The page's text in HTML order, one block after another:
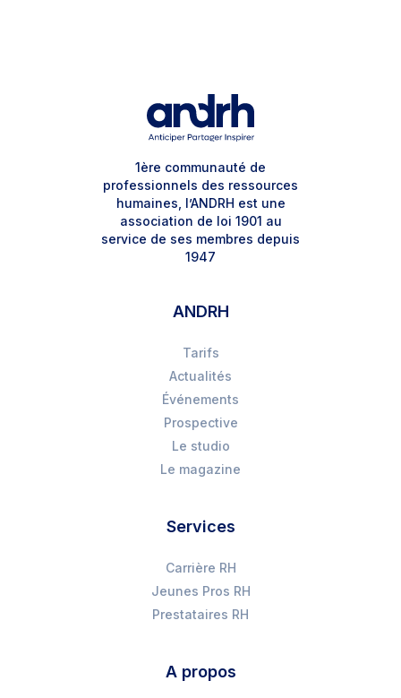
1ère communauté de
professionnels des ressources
humaines, l’ANDRH est une
association de loi 1901 au
service de ses membres depuis
1947
ANDRH
Tarifs
Actualités
Événements
Prospective
Le studio
Le magazine
Services
Carrière RH
Jeunes Pros RH
Prestataires RH
A propos